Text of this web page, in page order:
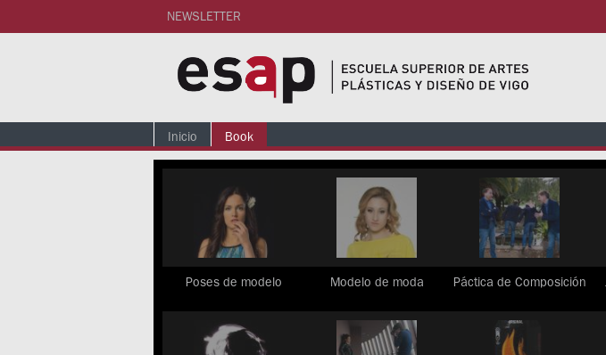
NEWSLETTER
Inicio Book
Poses de modelo Modelo de moda Páctica de Composición